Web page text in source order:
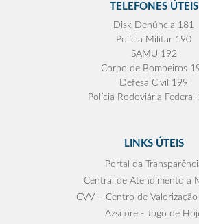
TELEFONES ÚTEIS
Disk Denúncia 181
Polícia Militar 190
SAMU 192
Corpo de Bombeiros
Defesa Civil 199
Polícia Rodoviária Federal
LINKS ÚTEIS
Portal da
Central de Atendimento a
CVV – Centro de
Azscore - Jogo de